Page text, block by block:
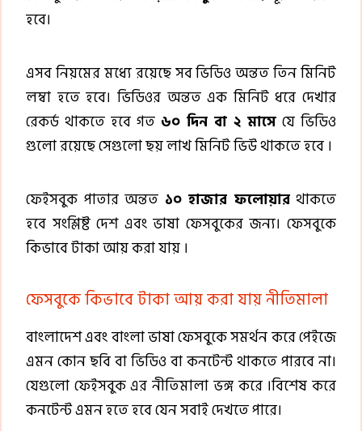
হবে।
এসব নিয়মের মধ্যে রয়েছে সব ভিডিও অন্তত তিন মিনিট
লম্বা হতে হবে। ভিডিওর অন্তত এক মিনিট ধরে দেখার
রেকর্ড থাকতে হবে গত ৬০ দিন বা ২ মাসে যে ভিডিও
গুলো রয়েছে সেগুলো ছয় লাখ মিনিট ভিউ থাকতে হবে ।
ফেইসবুক পাতার অন্তত ১০ হাজার ফলোয়ারথাকতে
হবে সংশ্লিষ্ট দেশ এবং ভাষা ফেসবুকের জন্য। ফেসবুকে
কিভাবে টাকা আয় করা যায় ।
ফেসবুকে কিভাবে টাকা আয় করা যায় নীতিমালা
বাংলাদেশ এবং বাংলা ভাষা ফেসবুকে সমর্থন করে পেইজে
এমন কোন ছবি বা ভিডিও বা কনটেন্ট থাকতে পারবে না।
যেগুলো ফেইসবুক এর নীতিমালা ভঙ্গ করে ।বিশেষ করে
কনটেন্ট এমন হতে হবে যেন সবাই দেখতে পারে।